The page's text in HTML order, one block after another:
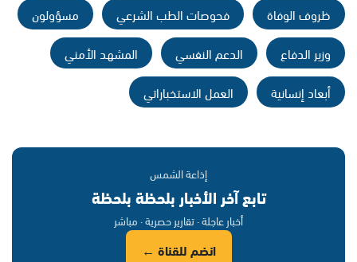
ظروف الوفاة
فحوصات الطب الشرعي
مسؤولون
وزير الدفاع
الدعم النفسي
المشهد الأمني
أبعاد إنسانية
العمل الاستخباراتي
إذاعة الشمس
تابع آخر الأخبار بلحظة بلحظة
أخبار عاجلة · تقارير حصرية · مباشر
انضم للقناة ←